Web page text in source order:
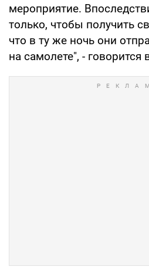
мероприятие.
только, чтобы получить
что в ту же ночь они
на самолете", - говорится